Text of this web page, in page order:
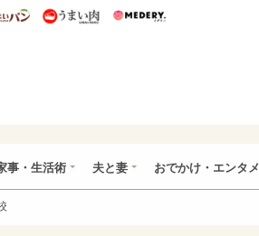
集
めし うまいパン うまい肉
事・生活術 夫と妻 おでかけ・エンタメ